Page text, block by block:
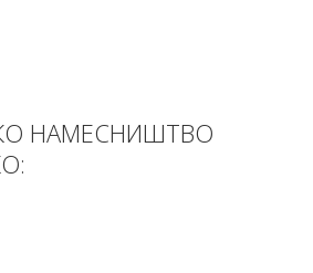
НАМЕСНИШТВО